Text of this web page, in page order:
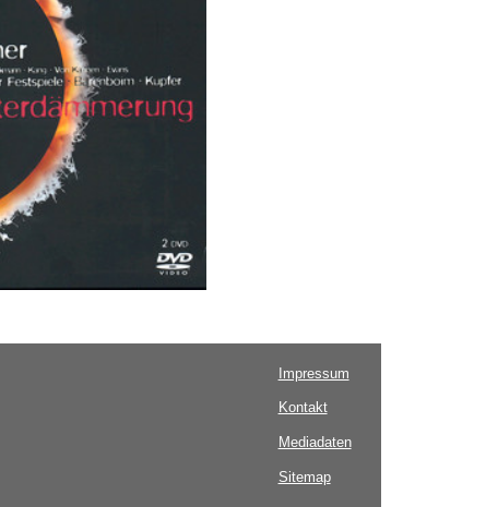
Impressum
Kontakt
Mediadaten
Sitemap